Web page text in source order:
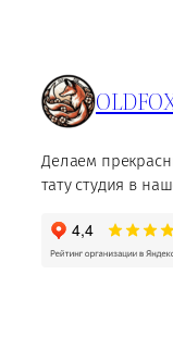
Делаем
тату студия в